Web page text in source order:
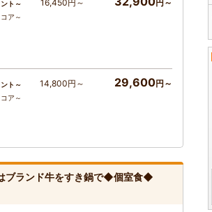
ト～
ア～
16,450円～ 円～
ト～
ア～
14,800円～ 29,600円～
ブランド牛をすき鍋で◆個室食◆